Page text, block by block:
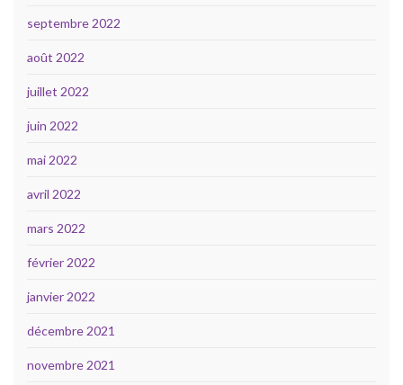
septembre 2022
août 2022
juillet 2022
juin 2022
mai 2022
avril 2022
mars 2022
février 2022
janvier 2022
décembre 2021
novembre 2021